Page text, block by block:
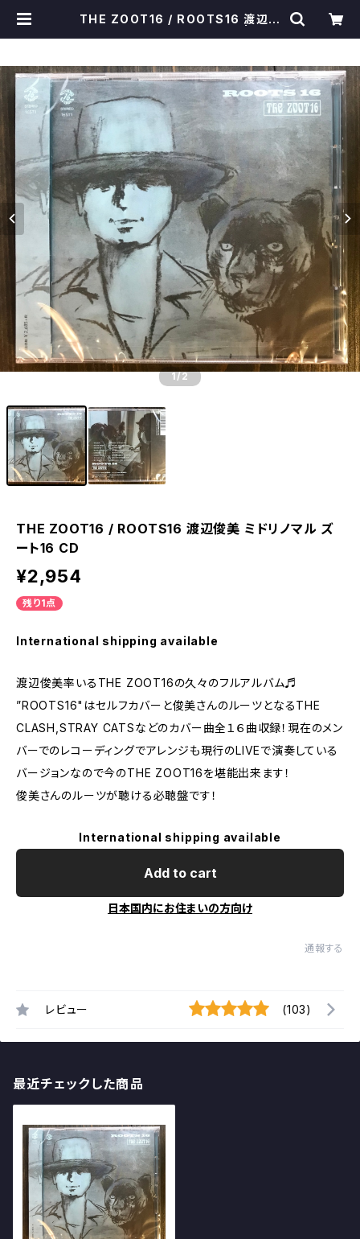
THE ZOOT16 / ROOTS16 渡辺俊
1 /2
THE ZOOT16 / ROOTS16 渡辺俊美 ミドリノマル ズ
ート16 CD
¥2,954
残り1点
International shipping available
渡辺俊美率いるTHE ZOOT16の久々のフルアルバム♬
”ROOTS16"はセルフカバーと俊美さんのルーツとなるTHE
CLASH,STRAY CATSなどのカバー曲全１６曲収録！現在のメン
バーでのレコーディングでアレンジも現行のLIVEで演奏している
バージョンなので今のTHE ZOOT16を堪能出来ます！
俊美さんのルーツが聴ける必聴盤です！
International shipping available
Add to cart
日本国内にお住まいの方向け
通報する
レビュー (103)
最近チェックした商品